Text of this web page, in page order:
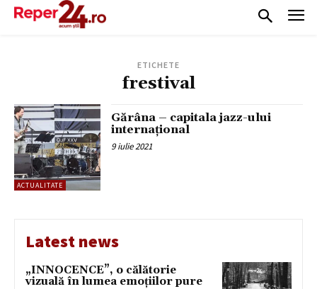
ETICHETE
frestival
ACTUALITATE
Gărâna – capitala jazz-ului
internațional
9 iulie 2021
Latest news
„INNOCENCE”, o călătorie
vizuală în lumea emoțiilor pure